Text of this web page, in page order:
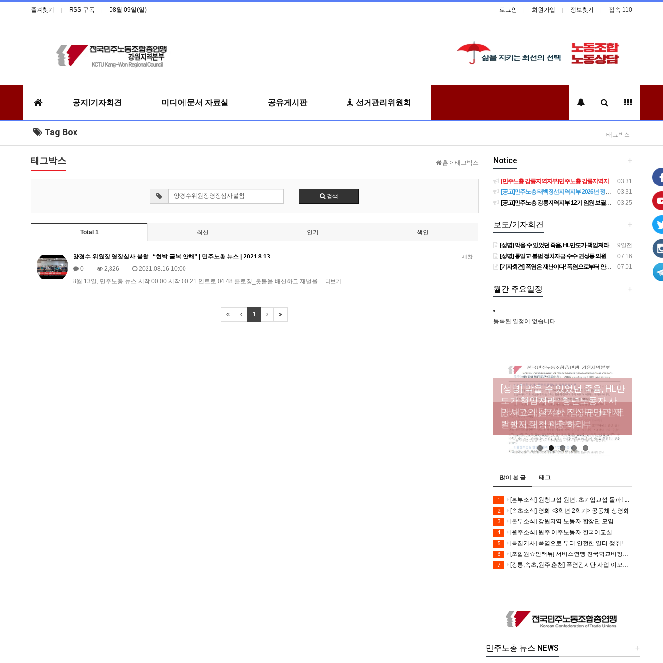
즐겨찾기 RSS 구독 08월 09일(일) 로그인 회원가입 정보찾기 접속 110
공지|기자회견 미디어|문서 자료실 공유게시판 선거관리위원회
Tag Box 태그박스
홈 > 태그박스
태그박스
검색
Total 1 최신 인기 색인
새창
양경수 위원장 영장심사 불참...“협박 굴복 안해” | 민주노총 뉴스 | 2021.8.13
0
2,826
2021.08.16 10:00
8월 13일, 민주노총 뉴스 시작 00:00 시작 00:21 인트로 04:48 클로징_촛불을 배신하고 재벌을… 더보기
1
+
Notice
03.31
[민주노총 강릉지역지부]민주노총 강릉지역지부 제12기 임원 보궐선거결과 공고
03.31
[공고]민주노총 태백정선지역지부 2026년 정기 대의원대회 재소집 건
03.25
[공고]민주노총 강릉지역지부 12기 임원 보궐선거 후보자 확정 공고
+
보도/기자회견
9일전
[성명] 막을 수 있었던 죽음, HL만도가 책임져라 : 청년노동자 사망사고의 철저한 진상규명과 재발방지 대책 마련하라
07.16
[성명] 통일교 불법 정치자금 수수 권성동 의원직 상실, 사필귀정이다
07.01
[기자회견] 폭염은 재난이다! 폭염으로부터 안전한 일터를 위한 민주노총 강원지역본부 폭염감시단 선포 기자회견
+
월간 주요일정
등록된 일정이 없습니다.
[성명] 막을 수 있었던 죽음, HL만
도가 책임져라 : 청년노동자 사
망사고의 철저한 진상규명과 재
발방지 대책 마련하라
[산별소식] 건설산업연맹 플랜트
건설노조 강원충북지부
[강릉,속초,원주,춘천] 폭염감시
단 사업 이모저모
[조합원☆인터뷰] 서비스연맹 전
국학교비정규직노동조합 강원
지부 김유미 춘천지회장
[본부소식] 강원지역 노동자 합
창단 모임
많이 본 글 태그
1 [본부소식] 원청교섭 원년. 초기업교섭 돌파! 모든 노동자의 노동기본권 쟁취! 민주노총 7.15 총파업대회
2 [속초소식] 영화 <3학년 2학기> 공동체 상영회
3 [본부소식] 강원지역 노동자 합창단 모임
4 [원주소식] 원주 이주노동자 한국어교실
5 [특집기사] 폭염으로 부터 안전한 일터 쟁취!
6 [조합원☆인터뷰] 서비스연맹 전국학교비정규직노동조합 강원지부 김유미 춘천지회장
7 [강릉,속초,원주,춘천] 폭염감시단 사업 이모저모
+
민주노총 뉴스 NEWS